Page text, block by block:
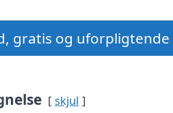
gratis og uforpligtende
skjul